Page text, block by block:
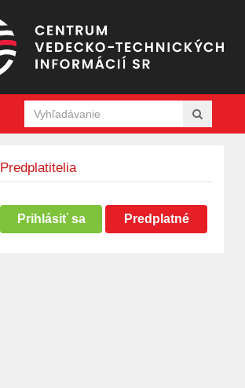
Predplatitelia
Prihlásiť sa Predplatné